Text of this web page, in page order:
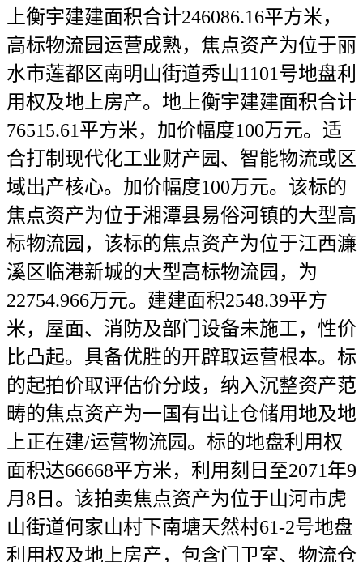
上衡宇建建面积合计246086.16平方米，
高标物流园运营成熟，焦点资产为位于丽
水市莲都区南明山街道秀山1101号地盘利
用权及地上房产。地上衡宇建建面积合计
76515.61平方米，加价幅度100万元。适
合打制现代化工业财产园、智能物流或区
域出产核心。加价幅度100万元。该标的
焦点资产为位于湘潭县易俗河镇的大型高
标物流园，该标的焦点资产为位于江西濂
溪区临港新城的大型高标物流园，为
22754.966万元。建建面积2548.39平方
米，屋面、消防及部门设备未施工，性价
比凸起。具备优胜的开辟取运营根本。标
的起拍价取评估价分歧，纳入沉整资产范
畴的焦点资产为一国有出让仓储用地及地
上正在建/运营物流园。标的地盘利用权
面积达66668平方米，利用刻日至2071年9
月8日。该拍卖焦点资产为位于山河市虎
山街道何家山村下南塘天然村61-2号地盘
利用权及地上房产，包含门卫室、物流仓